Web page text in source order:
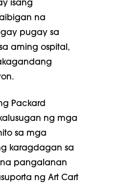
isang
na
pugay sa
aming ospital,
Packard
ng mga
sa mga
karagdagan sa
na pangalanan
ng Art Cart